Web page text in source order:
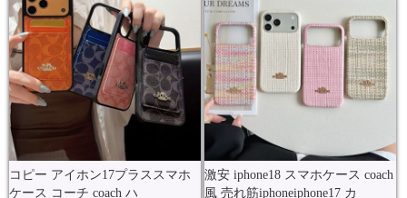
コピー アイホン17プラススマホ
ケース コーチ coach ハ
激安 iphone18 スマホケース coach
風 売れ筋iphoneiphone17 カ